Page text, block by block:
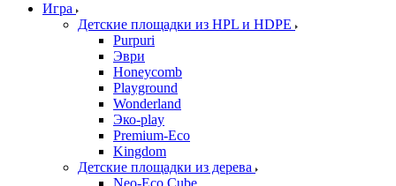
Игра
Детские площадки из HPL и HDPE
Purpuri
Эври
Honeycomb
Playground
Wonderland
Эко-play
Premium-Eco
Kingdom
Детские площадки из дерева
Neo-Eco Cube